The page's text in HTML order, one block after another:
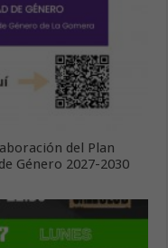
del Plan
Género 2027-2030